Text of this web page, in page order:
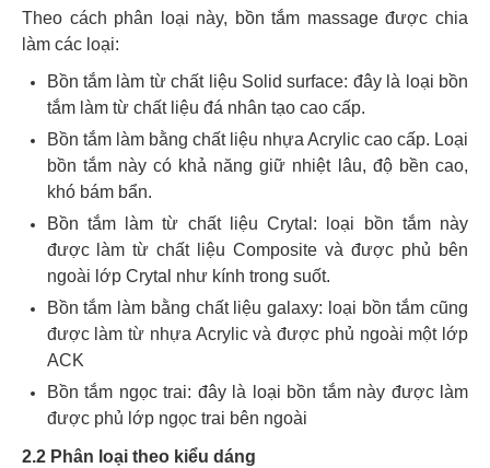
Theo cách phân loại này, bồn tắm massage được chia
làm các loại:
Bồn tắm làm từ chất liệu Solid surface: đây là loại bồn
tắm làm từ chất liệu đá nhân tạo cao cấp.
Bồn tắm làm bằng chất liệu nhựa Acrylic cao cấp. Loại
bồn tắm này có khả năng giữ nhiệt lâu, độ bền cao,
khó bám bẩn.
Bồn tắm làm từ chất liệu Crytal: loại bồn tắm này
được làm từ chất liệu Composite và được phủ bên
ngoài lớp Crytal như kính trong suốt.
Bồn tắm làm bằng chất liệu galaxy: loại bồn tắm cũng
được làm từ nhựa Acrylic và được phủ ngoài một lớp
ACK
Bồn tắm ngọc trai: đây là loại bồn tắm này được làm
được phủ lớp ngọc trai bên ngoài
2.2 Phân loại theo kiểu dáng